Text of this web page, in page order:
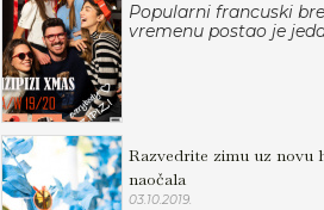
Popularni francuski
vremenu postao je
Razvedrite zimu uz
naočala
03.10.2019.